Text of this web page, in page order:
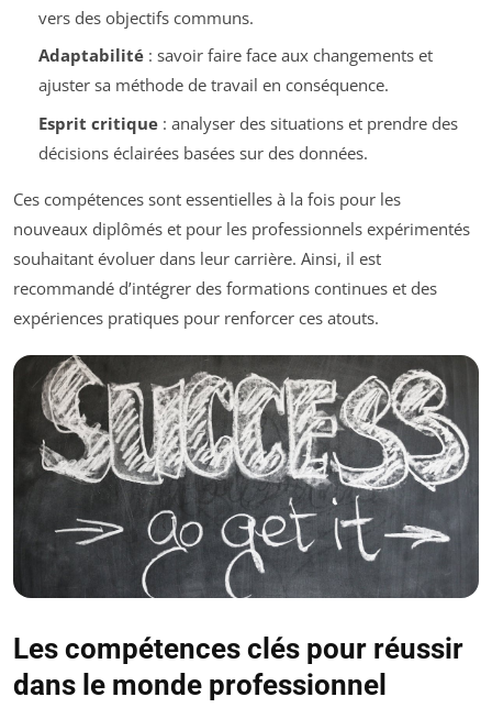
vers des objectifs communs.
Adaptabilité: savoir faire face aux changements et
ajuster sa méthode de travail en conséquence.
Esprit critique: analyser des situations et prendre des
décisions éclairées basées sur des données.
Ces compétences sont essentielles à la fois pour les
nouveaux diplômés et pour les professionnels expérimentés
souhaitant évoluer dans leur carrière. Ainsi, il est
recommandé d’intégrer des formations continues et des
expériences pratiques pour renforcer ces atouts.
Les compétences clés pour réussir
dans le monde professionnel